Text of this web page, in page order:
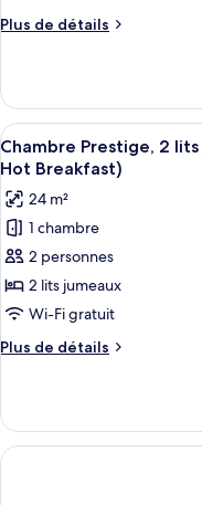
Breakfast)
Prestige,
double
et
1
canapé-
lit,
vue
sur
la
ville
(Free
Plus de détails
Plus
Chambre
Prestige,
1
lit
et
canapé-
lit,
vue
la
ville
(Free
Afficher
toutes
les
photos
pour
ce
type
de
chambre :
Chambre
2
lits
jumeaux
7
Chambre Prestige, 2
Hot Breakfast)
24 m²
1 chambre
2 personnes
2 lits jumeaux
Wi-Fi gratuit
Plus de détails
Plus
Chambre
Prestige,
2